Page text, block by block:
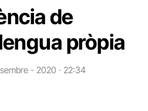
de
pròpia
- 2020 · 22:34